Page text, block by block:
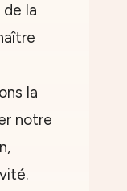
la
la
notre